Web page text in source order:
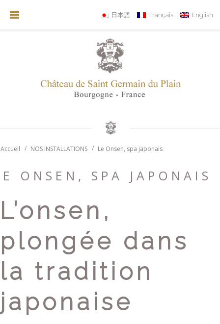
日本語 Français English
Accueil NOS INSTALLATIONS Le Onsen, spa japonais
ONSEN, SPA JAPONAIS
L’onsen,
plongée dans
la tradition
japonaise